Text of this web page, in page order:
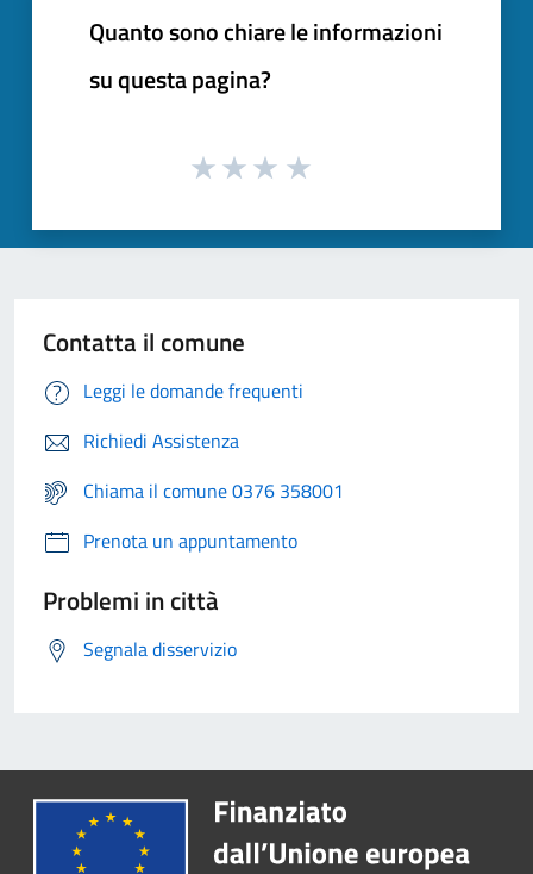
Quanto sono chiare le informazioni
su questa pagina?
Contatta il comune
Leggi le domande frequenti
Richiedi Assistenza
Chiama il comune 0376 358001
Prenota un appuntamento
Problemi in città
Segnala disservizio